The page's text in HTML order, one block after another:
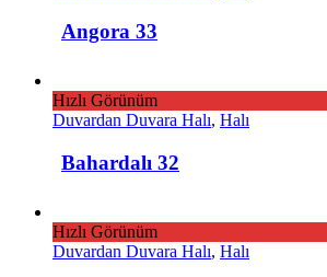
Angora 33
Hızlı Görünüm
Duvardan Duvara Halı, Halı
Bahardalı 32
Hızlı Görünüm
Duvardan Duvara Halı, Halı